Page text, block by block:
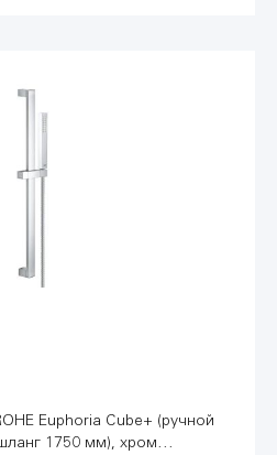
Euphoria Cube+ (ручной
1750 мм), хром